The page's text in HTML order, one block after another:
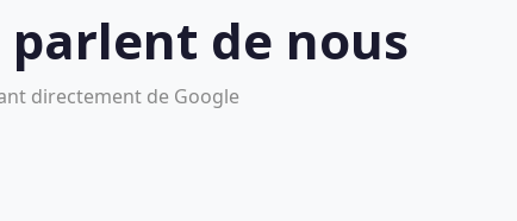
de nous
directement de Google